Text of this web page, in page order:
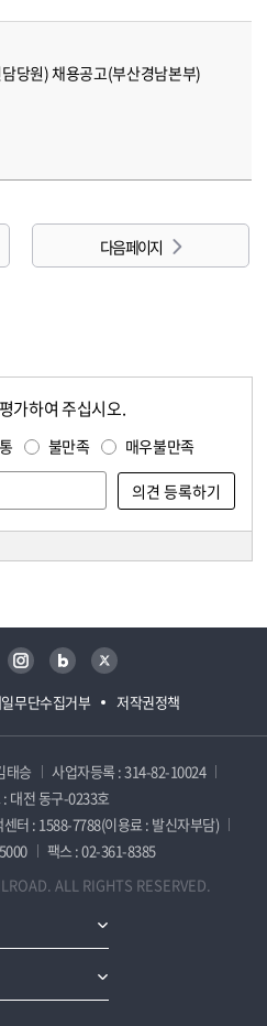
당원) 채용공고(부산경남본부)
다음 페이지
가하여 주십시오.
불만족 매우불만족
무단수집거부 저작권정책
인스타그램 블로그 트위터
태승
사업자등록 : 314-82-10024
대전 동구-0233호
센터 : 1588-7788(이용료 : 발신자부담)
팩스 : 02-361-8385
ALL RIGHTS RESERVED.